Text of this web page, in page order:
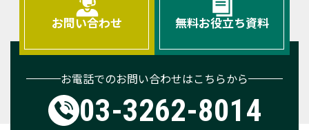
お問い合わせ 無料お役立ち資料
お電話でのお問い合わせはこちらから
03-3262-8014